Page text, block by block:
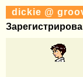
dickie @